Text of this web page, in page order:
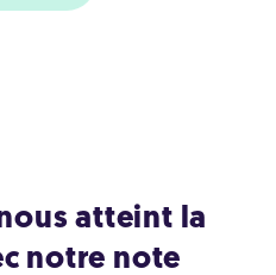
atteint la
notre note